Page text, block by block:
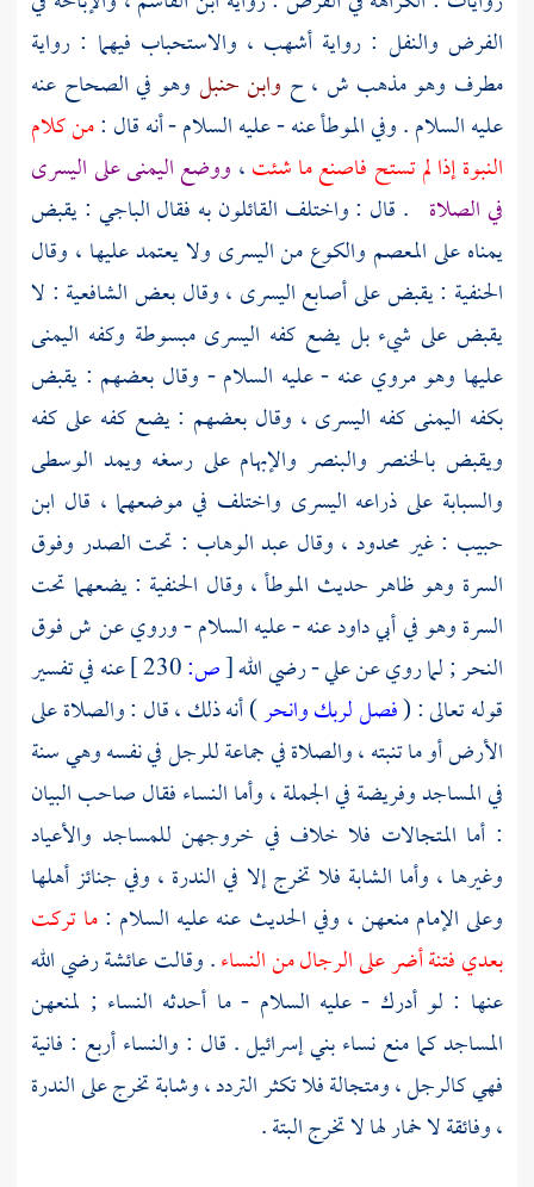
الفرض والنفل : رواية أشهب ، والاستحباب فيهما : رواية
مطرف وهو مذهب ش ، ح وابن حنبل وهو في الصحاح عنه
عليه السلام . وفي الموطأ عنه - عليه السلام - أنه قال :من كلام
النبوة إذا لم تستح فاصنع ما شئت، ووضع اليمنى على اليسرى
في الصلاة . قال : واختلف القائلون به فقالالباجي : يقبض
يمناه على المعصم والكوع من اليسرى ولا يعتمد عليها ، وقال
الحنفية : يقبض على أصابع اليسرى ، وقال بعض الشافعية : لا
يقبض على شيء بل يضع كفه اليسرى مبسوطة وكفه اليمنى
عليها وهو مروي عنه - عليه السلام - وقال بعضهم : يقبض
بكفه اليمنى كفه اليسرى ، وقال بعضهم : يضع كفه على كفه
ويقبض بالخنصر والبنصر والإبهام على رسغه ويمد الوسطى
والسبابة على ذراعه اليسرى واختلف في موضعهما ، قال ابن
حبيب : غير محدود ، وقال عبد الوهاب : تحت الصدر وفوق
السرة وهو ظاهر حديث الموطأ ، وقال الحنفية : يضعهما تحت
السرة وهو فيأبي داودعنه - عليه السلام - وروي عن ش فوق
النحر ; لما روي عنعلي- رضي الله[ص:
عنه في تفسير
قوله تعالى : (فصل لربك وانحر) أنه ذلك ، قال : والصلاة على
الأرض أو ما تنبته ، والصلاة في جماعة للرجل في نفسه وهي سنة
في المساجد وفريضة في الجملة ، وأما النساء فقال صاحب البيان
: أما المتجالات فلا خلاف في خروجهن للمساجد والأعياد
وغيرها ، وأما الشابة فلا تخرج إلا في الندرة ، وفي جنائز أهلها
وعلى الإمام منعهن ، وفي الحديث عنه عليه السلام :ما تركت
بعدي فتنة أضر على الرجال من النساء. وقالتعائشةرضي الله
عنها : لو أدرك - عليه السلام - ما أحدثه النساء ; لمنعهن
المساجد كما منع نساءبني إسرائيل. قال : والنساء أربع : فانية
فهي كالرجل ، ومتجالة فلا تكثر التردد ، وشابة تخرج على الندرة
، وفائقة لا خمار لها لا تخرج البتة .